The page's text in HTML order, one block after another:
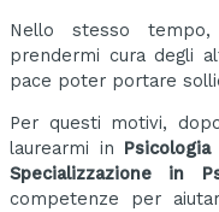
Nello stesso
prendermi cura degli
pace poter portare
Per questi motivi,
laurearmi in
Specializzazione in
competenze per